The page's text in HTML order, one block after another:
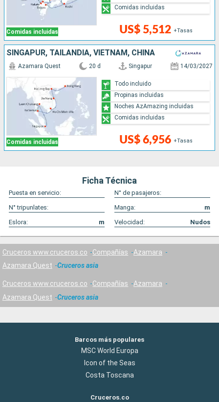
Comidas incluidas US$ 5,512 +Tasas
Comidas incluidas
SINGAPUR, TAILANDIA, VIETNAM, CHINA
Comidas incluidas
Azamara Quest 20 d Singapur 14/03/2027
US$ 6,956 +Tasas
Todo incluido
Propinas incluidas
Noches AzAmazing incluidas
Comidas incluidas
Ficha Técnica
Puesta en servicio:
N° de pasajeros:
N° tripunlates:
Manga:
m
Eslora:
m Velocidad: Nudos
Cruceros www.cruceros.co Compañías
Azamara
Azamara Quest
Cruceros asia
Cruceros www.cruceros.co Compañías
Azamara
Azamara Quest
Cruceros asia
Barcos más populares
MSC World Europa
Icon of the Seas
Costa Toscana
Cruceros.co